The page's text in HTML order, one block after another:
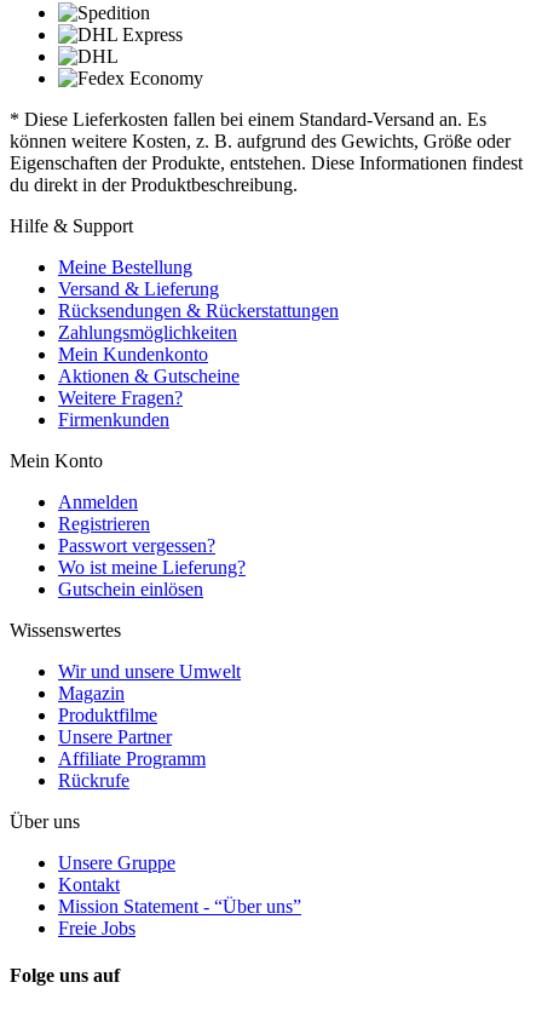
* Diese Lieferkosten fallen bei einem Standard-Versand an. Es
können weitere Kosten, z. B. aufgrund des Gewichts, Größe oder
Eigenschaften der Produkte, entstehen. Diese Informationen findest
du direkt in der Produktbeschreibung.
Hilfe & Support
Meine Bestellung
Versand & Lieferung
Rücksendungen & Rückerstattungen
Zahlungsmöglichkeiten
Mein Kundenkonto
Aktionen & Gutscheine
Weitere Fragen?
Firmenkunden
Mein Konto
Anmelden
Registrieren
Passwort vergessen?
Wo ist meine Lieferung?
Gutschein einlösen
Wissenswertes
Wir und unsere Umwelt
Magazin
Produktfilme
Unsere Partner
Affiliate Programm
Rückrufe
Über uns
Unsere Gruppe
Kontakt
Mission Statement - “Über uns”
Freie Jobs
Folge uns auf